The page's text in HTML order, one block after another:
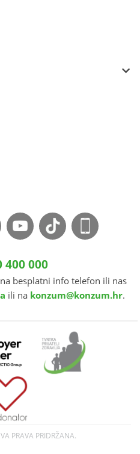
400 000
besplatni info telefon ili nas
ili na konzum@konzum.hr.
PRAVA PRIDRŽANA.